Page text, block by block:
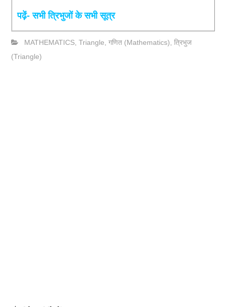
पढ़ें- सभी त्रिभुजों के सभी सूत्र
MATHEMATICS,Triangle,गणित (Mathematics),त्रिभुज
(Triangle)